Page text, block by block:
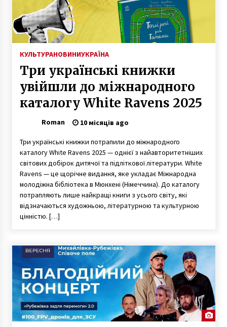
КУЛЬТУРАНОВИНИУКРАЇНА
Три українські книжки
увійшли до міжнародного
каталогу White Ravens 2025
Roman 10 місяців ago
Три українські книжки потрапили до міжнародного
каталогу White Ravens 2025 — однієї з найавторитетніших
світових добірок дитячої та підліткової літератури. White
Ravens — це щорічне видання, яке укладає Міжнародна
молодіжна бібліотека в Мюнхені (Німеччина). До каталогу
потрапляють лише найкращі книги з усього світу, які
відзначаються художньою, літературною та культурною
цінністю. […]